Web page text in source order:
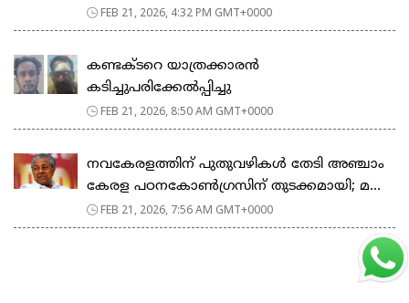
FEB 21, 2026, 4:32 PM GMT+0000
കണ്ടക്ടറെ യാത്രക്കാരൻ
കടിച്ചുപരിക്കേൽപ്പിച്ചു
FEB 21, 2026, 8:50 AM GMT+0000
നവകേരളത്തിന് പുതുവഴികൾ തേടി അഞ്ചാം
കേരള പഠനകോൺഗ്രസിന് തുടക്കമായി; മ...
FEB 21, 2026, 7:56 AM GMT+0000